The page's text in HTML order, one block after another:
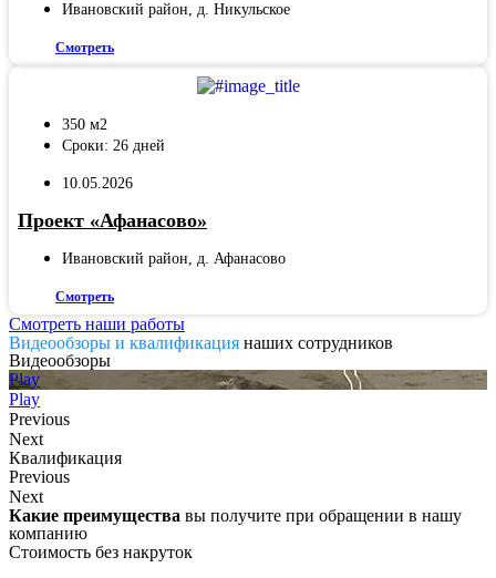
Ивановский район, д. Никульское
Смотреть
350 м2
Сроки: 26 дней
10.05.2026
Проект «Афанасово»
Ивановский район, д. Афанасово
Смотреть
Смотреть наши работы
Видеообзоры и квалификация наших сотрудников
Видеообзоры
Play
Play
Previous
Next
Квалификация
Previous
Next
Какие преимущества вы получите при обращении в нашу
компанию
Стоимость без накруток